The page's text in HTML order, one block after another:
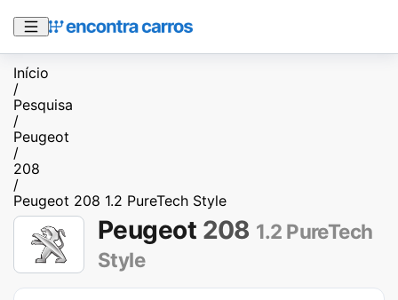
Início
/
Pesquisa
/
Peugeot
/
208
/
Peugeot 208 1.2 PureTech Style
Peugeot 208 1.2 PureTech
Style